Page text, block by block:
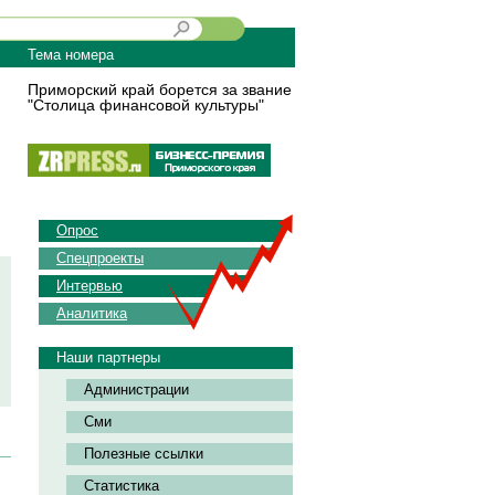
Тема номера
Приморский край борется за звание
"Столица финансовой культуры"
Опрос
Спецпроекты
Интервью
Аналитика
Наши партнеры
Администрации
Сми
Полезные ссылки
Статистика